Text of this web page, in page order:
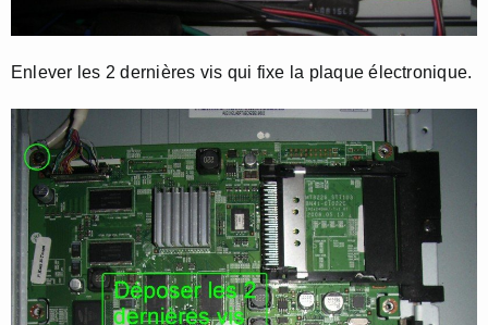
Enlever les 2 dernières vis qui fixe la plaque électronique.